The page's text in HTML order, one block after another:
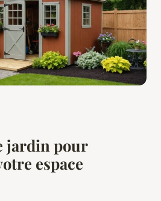
jardin pour
espace